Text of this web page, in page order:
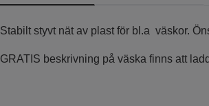
Stabilt styvt nät av plast för bl.a väskor.
GRATIS beskrivning på väska finns att